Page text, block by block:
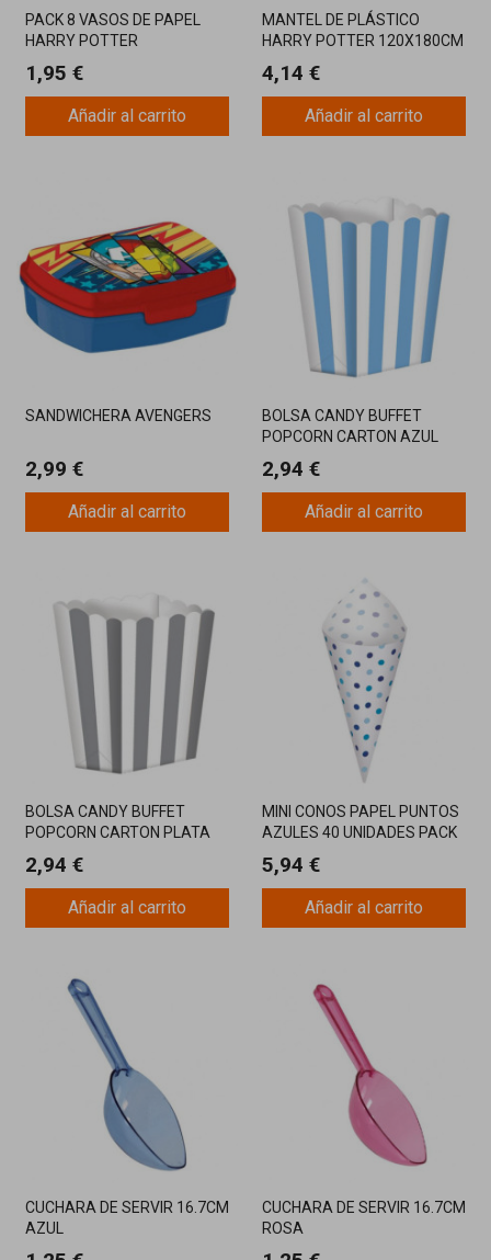
PACK 8 VASOS DE PAPEL
HARRY POTTER
1,95 €
Añadir al carrito
MANTEL DE PLÁSTICO
HARRY POTTER 120X180CM
4,14 €
Añadir al carrito
SANDWICHERA AVENGERS
2,99 €
Añadir al carrito
BOLSA CANDY BUFFET
POPCORN CARTON AZUL
2,94 €
Añadir al carrito
BOLSA CANDY BUFFET
POPCORN CARTON PLATA
2,94 €
Añadir al carrito
MINI CONOS PAPEL PUNTOS
AZULES 40 UNIDADES PACK
5,94 €
Añadir al carrito
CUCHARA DE SERVIR 16.7CM
AZUL
CUCHARA DE SERVIR 16.7CM
ROSA